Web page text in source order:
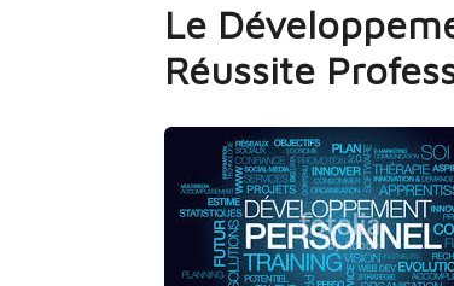
Le
Réussite